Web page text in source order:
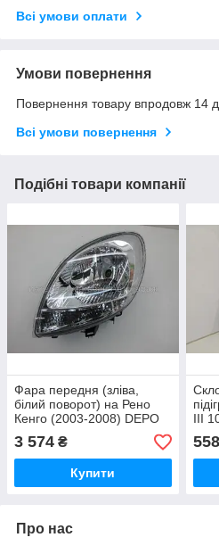
Всі умови оплати
Умови повернення
Повернення товару впродовж 14
Всі умови повернення
Подібні товари компанії
Фара передня (зліва,
білий поворот) на Рено
Кенго (2003-2008) DEPO
(Тайвань) 551-1145L-
LDEMC
3 574 ₴
Купити
III
558
Про нас